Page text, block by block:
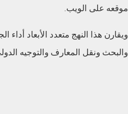
موقعه على الويب.
ويقارن هذا النهج متعدد الأبعاد
والبحث ونقل المعارف والتوجيه